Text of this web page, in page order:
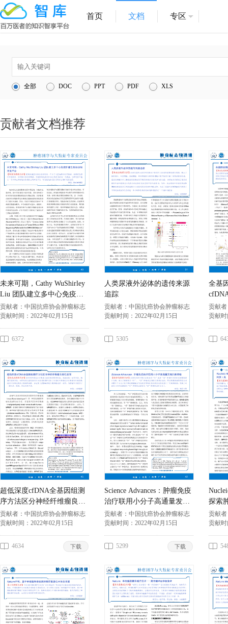
首页 文档 专区
1
医院管理
4
互联网医院
全部 DOC PPT PDF XLS
贡献者文档推荐
未来可期，Cathy WuShirley
Liu 团队建立多中心免疫肿
瘤生物标志物开发平台
贡献者： 中国抗癌协会肿瘤标志
专业委员会
贡献时间： 2022年02月15日
6372 下载
人类尿液外泌体的遗传来源
追踪
贡献者： 中国抗癌协会肿瘤标志
专业委员会
贡献时间： 2022年02月15日
5305 下载
全基
贡献
专业
贡献
超低深度cfDNA全基因组测
序方法区分神经纤维瘤良恶
性病变
贡献者： 中国抗癌协会肿瘤标志
专业委员会
贡献时间： 2022年02月15日
4634 下载
Science Advances：肿瘤免疫
治疗联用小分子高通量发现
的新策略
贡献者： 中国抗癌协会肿瘤标志
专业委员会
贡献时间： 2022年02月15日
5299 下载
探索
贡献
专业
贡献